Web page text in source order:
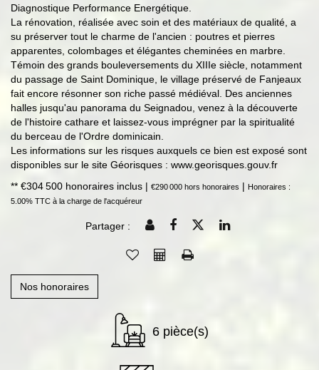
Diagnostique Performance Energétique.
La rénovation, réalisée avec soin et des matériaux de qualité, a
su préserver tout le charme de l'ancien : poutres et pierres
apparentes, colombages et élégantes cheminées en marbre.
Témoin des grands bouleversements du XIIIe siècle, notamment
du passage de Saint Dominique, le village préservé de Fanjeaux
fait encore résonner son riche passé médiéval. Des anciennes
halles jusqu'au panorama du Seignadou, venez à la découverte
de l'histoire cathare et laissez-vous imprégner par la spiritualité
du berceau de l'Ordre dominicain.
Les informations sur les risques auxquels ce bien est exposé sont
disponibles sur le site Géorisques : www.georisques.gouv.fr
** €304 500 honoraires inclus | €290 000 hors honoraires | Honoraires :
5.00% TTC à la charge de l'acquéreur
Partager :
Nos honoraires
6 pièce(s)